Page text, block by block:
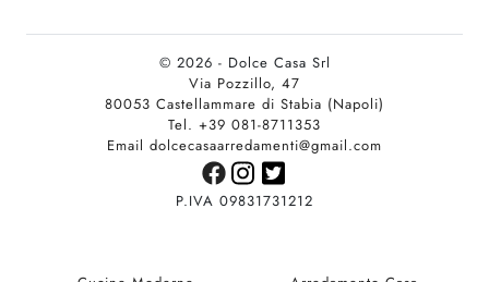
© 2026 - Dolce Casa Srl
Via Pozzillo, 47
80053 Castellammare di Stabia (Napoli)
Tel. +39 081-8711353
Email dolcecasaarredamenti@gmail.com
P.IVA 09831731212